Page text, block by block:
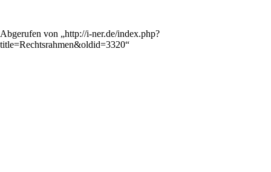
Abgerufen von „http://i-ner.de/index.php?
title=Rechtsrahmen&oldid=3320“